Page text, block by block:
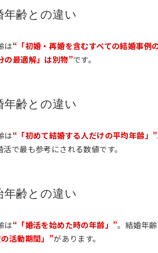
年齢との違い
は“「初婚・再婚を含むすべての結婚事例
の最適解」は別物”です。
年齢との違い
は“「初めて結婚する人だけの平均年齢」”
で最も参考にされる数値です。
年齢との違い
は“「婚活を始めた時の年齢」”。結婚年
活動期間」”があります。